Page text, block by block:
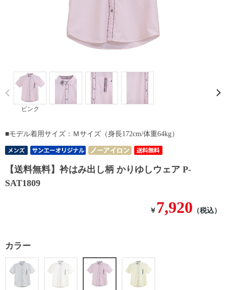
ピンク
Prev
【送料無料】衿はみ出し柄 かりゆしウェア P-
SAT1809
￥ 7,920 （税込）
カラー
■モデル着用サイズ：Ｍサイズ（身長172cm/体重64kg）